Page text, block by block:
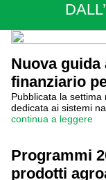
Nuova guida
finanziario
Pubblicata la settima
dedicata ai sistemi
continua a leggere
Programmi
prodotti